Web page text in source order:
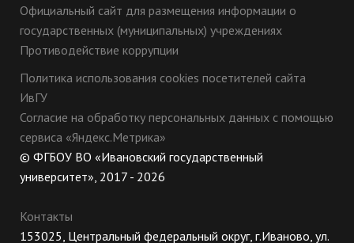
Официальный сайт для размещения информации о
государственных (муниципальных) учреждениях
Противодействие коррупции
Политика использования cookies посетителей сайта
ИвГУ
Согласие на обработку персональных данных с помощью
сервиса «Яндекс.Метрика»
© ФГБОУ ВО «Ивановский государственный
университет», 2017 - 2026
Контакты
153025, Центральный федеральный округ, г.Иваново, ул.